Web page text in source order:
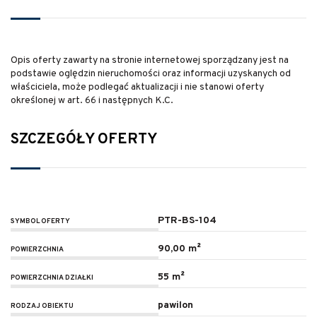
Opis oferty zawarty na stronie internetowej sporządzany jest na
podstawie oględzin nieruchomości oraz informacji uzyskanych od
właściciela, może podlegać aktualizacji i nie stanowi oferty
określonej w art. 66 i następnych K.C.
SZCZEGÓŁY OFERTY
SYMBOL OFERTY PTR-BS-104
POWIERZCHNIA 90,00 m²
POWIERZCHNIA DZIAŁKI 55 m²
RODZAJ OBIEKTU pawilon